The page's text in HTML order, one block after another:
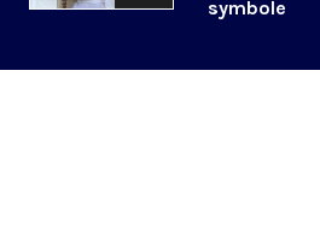
symbole